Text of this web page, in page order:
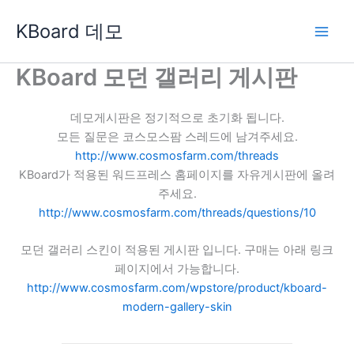
로
KBoard 데모
KBoard 모던 갤러리 게시판
데모게시판은 정기적으로 초기화 됩니다.
모든 질문은 코스모스팜 스레드에 남겨주세요.
http://www.cosmosfarm.com/threads
KBoard가 적용된 워드프레스 홈페이지를 자유게시판에 올려
주세요.
http://www.cosmosfarm.com/threads/questions/10
모던 갤러리 스킨이 적용된 게시판 입니다. 구매는 아래 링크
페이지에서 가능합니다.
http://www.cosmosfarm.com/wpstore/product/kboard-
modern-gallery-skin